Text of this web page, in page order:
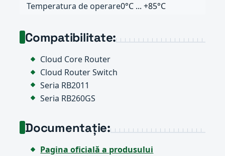
Temperatura de operare0°C ... +85°C
Compatibilitate:
Cloud Core Router
Cloud Router Switch
Seria RB2011
Seria RB260GS
Documentație:
Pagina oficială a produsului